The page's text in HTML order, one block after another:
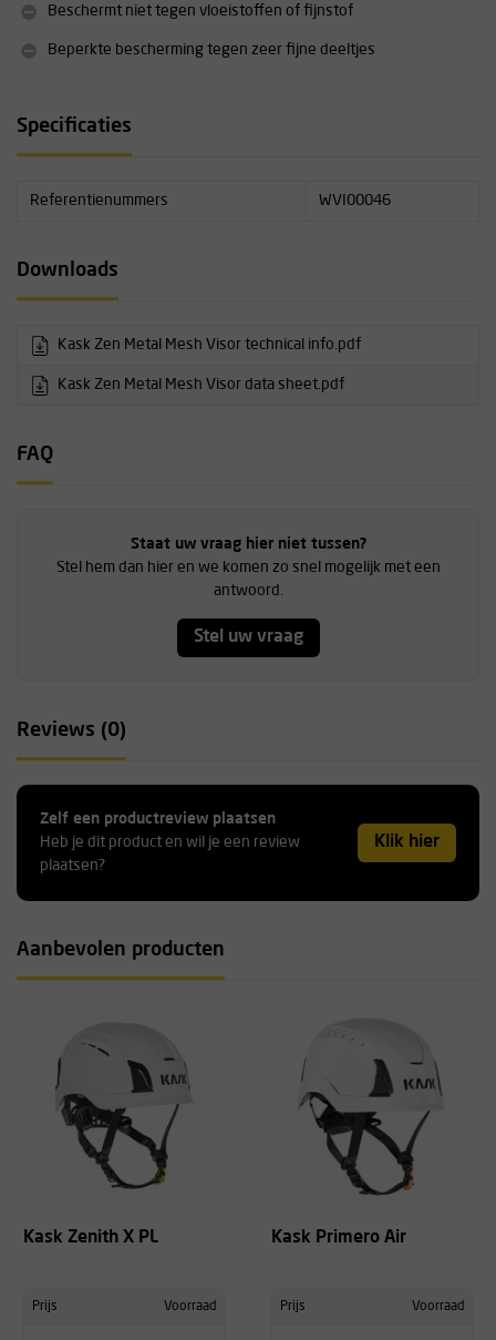
size
Compatibel met brilgebruik
Beschermt niet tegen vloeistoffen of fijnstof
Beperkte bescherming tegen zeer fijne deeltjes
Specificaties
Referentienummers WVI00046
Downloads
Kask Zen Metal Mesh Visor technical info.pdf
Kask Zen Metal Mesh Visor data sheet.pdf
FAQ
Staat uw vraag hier niet tussen?
Stel hem dan hier en we komen zo snel mogelijk met een
antwoord.
Stel uw vraag
Reviews (0)
Zelf een productreview plaatsen
Heb je dit product en wil je een review
plaatsen?
Klik hier
Aanbevolen producten
Kask Zenith X PL
Prijs Voorraad
Kask Primero Air
Prijs Voorraad